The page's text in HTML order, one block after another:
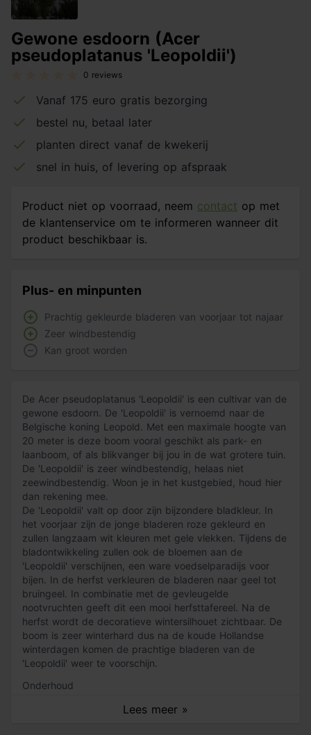
Gewone esdoorn (Acer
pseudoplatanus 'Leopoldii')
0 reviews
Vanaf 175 euro gratis bezorging
bestel nu, betaal later
planten direct vanaf de kwekerij
snel in huis, of levering op afspraak
Product niet op voorraad, neem contact op met
de klantenservice om te informeren wanneer dit
product beschikbaar is.
Plus- en minpunten
Prachtig gekleurde bladeren van voorjaar tot najaar
Zeer windbestendig
Kan groot worden
De Acer pseudoplatanus 'Leopoldii' is een cultivar van de
gewone esdoorn. De 'Leopoldii' is vernoemd naar de
Belgische koning Leopold. Met een maximale hoogte van
20 meter is deze boom vooral geschikt als park- en
laanboom, of als blikvanger bij jou in de wat grotere tuin.
De 'Leopoldii' is zeer windbestendig, helaas niet
zeewindbestendig. Woon je in het kustgebied, houd hier
dan rekening mee.
De 'Leopoldii' valt op door zijn bijzondere bladkleur. In
het voorjaar zijn de jonge bladeren roze gekleurd en
zullen langzaam wit kleuren met gele vlekken. Tijdens de
bladontwikkeling zullen ook de bloemen aan de
'Leopoldii' verschijnen, een ware voedselparadijs voor
bijen. In de herfst verkleuren de bladeren naar geel tot
bruingeel. In combinatie met de gevleugelde
nootvruchten geeft dit een mooi herfsttafereel. Na de
herfst wordt de decoratieve wintersilhouet zichtbaar. De
boom is zeer winterhard dus na de koude Hollandse
winterdagen komen de prachtige bladeren van de
'Leopoldii' weer te voorschijn.
Lees meer »
Onderhoud
onderhoud. Je snoeit de boom elk jaar om hem in zijn